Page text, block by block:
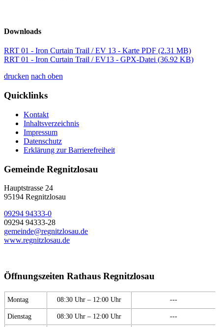
Downloads
RRT 01 - Iron Curtain Trail / EV 13 - Karte PDF (2.31 MB)
RRT 01 - Iron Curtain Trail / EV13 - GPX-Datei (36.92 KB)
drucken nach oben
Quicklinks
Kontakt
Inhaltsverzeichnis
Impressum
Datenschutz
Erklärung zur Barrierefreiheit
Gemeinde Regnitzlosau
Hauptstrasse 24
95194 Regnitzlosau
09294 94333-0
09294 94333-28
gemeinde@regnitzlosau.de
www.regnitzlosau.de
Öffnungszeiten Rathaus Regnitzlosau
Montag 08:30 Uhr – 12:00 Uhr ---
Dienstag 08:30 Uhr – 12:00 Uhr ---